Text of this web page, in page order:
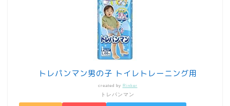
トレパンマン男の子 トイレトレーニング用
created by Rinker
トレパンマン